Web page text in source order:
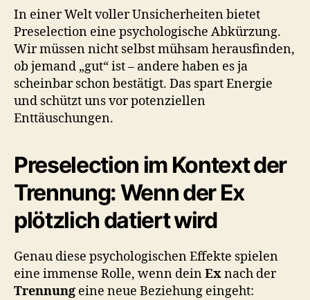
In einer Welt voller Unsicherheiten bietet
Preselection eine psychologische Abkürzung.
Wir müssen nicht selbst mühsam herausfinden,
ob jemand „gut“ ist – andere haben es ja
scheinbar schon bestätigt. Das spart Energie
und schützt uns vor potenziellen
Enttäuschungen.
Preselection im Kontext der
Trennung: Wenn der Ex
plötzlich datiert wird
Genau diese psychologischen Effekte spielen
eine immense Rolle, wenn deinExnach der
Trennung eine neue Beziehung eingeht: